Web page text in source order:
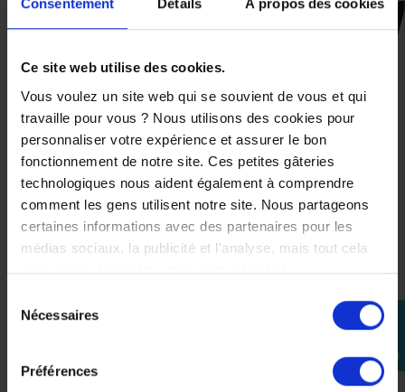
Consentement Détails À propos des cookies
Ce site web utilise des cookies.
Vous voulez un site web qui se souvient de vous et qui
travaille pour vous ? Nous utilisons des cookies pour
personnaliser votre expérience et assurer le bon
fonctionnement de notre site. Ces petites gâteries
technologiques nous aident également à comprendre
comment les gens utilisent notre site. Nous partageons
certaines informations avec des partenaires pour les
médias sociaux, la publicité et l'analyse, mais tout cela
dans le but de rendre votre visite géniale !
Nécessaires
Préférences
perm_identity
connecter
CES PRODUITS SONT
SUSCEPTIBLES DE VOUS